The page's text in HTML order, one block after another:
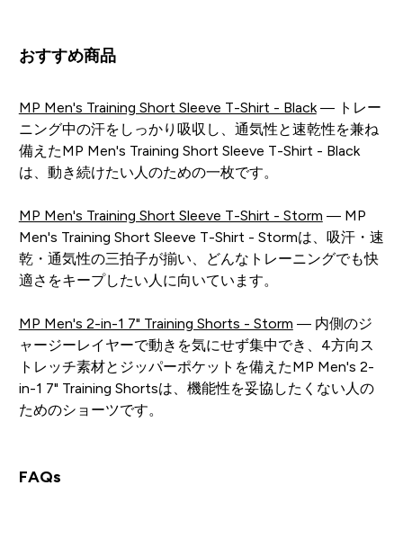
おすすめ商品
MP Men's Training Short Sleeve T-Shirt - Black— トレー
ニング中の汗をしっかり吸収し、通気性と速乾性を兼ね
備えたMP Men's Training Short Sleeve T-Shirt - Black
は、動き続けたい人のための一枚です。
MP Men's Training Short Sleeve T-Shirt - Storm — MP
Men's Training Short Sleeve T-Shirt - Stormは、吸汗・速
乾・通気性の三拍子が揃い、どんなトレーニングでも快
適さをキープしたい人に向いています。
MP Men's 2-in-1 7" Training Shorts - Storm — 内側のジ
ャージーレイヤーで動きを気にせず集中でき、4方向ス
トレッチ素材とジッパーポケットを備えたMP Men's 2-
in-1 7" Training Shortsは、機能性を妥協したくない人の
ためのショーツです。
FAQs